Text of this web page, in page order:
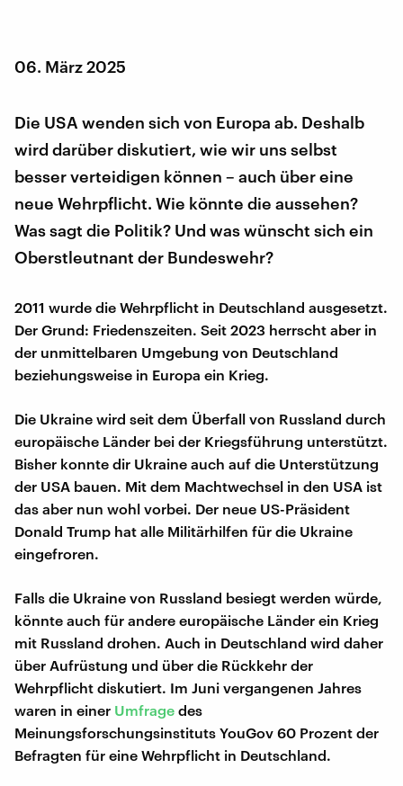
06. März 2025
Die USA wenden sich von Europa ab. Deshalb
wird darüber diskutiert, wie wir uns selbst
besser verteidigen können – auch über eine
neue Wehrpflicht. Wie könnte die aussehen?
Was sagt die Politik? Und was wünscht sich ein
Oberstleutnant der Bundeswehr?
2011 wurde die Wehrpflicht in Deutschland ausgesetzt.
Der Grund: Friedenszeiten. Seit 2023 herrscht aber in
der unmittelbaren Umgebung von Deutschland
beziehungsweise in Europa ein Krieg.
Die Ukraine wird seit dem Überfall von Russland durch
europäische Länder bei der Kriegsführung unterstützt.
Bisher konnte dir Ukraine auch auf die Unterstützung
der USA bauen. Mit dem Machtwechsel in den USA ist
das aber nun wohl vorbei. Der neue US-Präsident
Donald Trump hat alle Militärhilfen für die Ukraine
eingefroren.
Falls die Ukraine von Russland besiegt werden würde,
könnte auch für andere europäische Länder ein Krieg
mit Russland drohen. Auch in Deutschland wird daher
über Aufrüstung und über die Rückkehr der
Wehrpflicht diskutiert. Im Juni vergangenen Jahres
waren in einer Umfrage des
Meinungsforschungsinstituts YouGov 60 Prozent der
Befragten für eine Wehrpflicht in Deutschland.